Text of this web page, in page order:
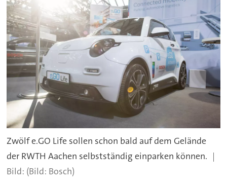
Zwölf e.GO Life sollen schon bald auf dem Gelände
der RWTH Aachen selbstständig einparken können.
(Bild: Bosch)